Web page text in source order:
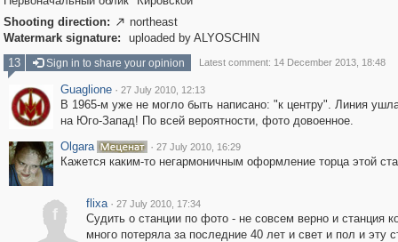
Shooting direction:  northeast
Watermark signature:
uploaded by ALYOSCHIN
13
Sign in to share your opinion Latest comment: 14 December 2013, 18:48
Guaglione · 27 July 2010, 12:13
В 1965-м уже не могло быть написано: "к центру". Линия
на Юго-Запад! По всей вероятности, фото довоенное.
Olgara
· 27 July 2010, 16:29
Кажется каким-то негармоничным оформление торца этой
f
flixa · 27 July 2010, 17:34
Судить о станции по фото - не совсем верно и станция
много потеряла за последние 40 лет и свет и пол и эту